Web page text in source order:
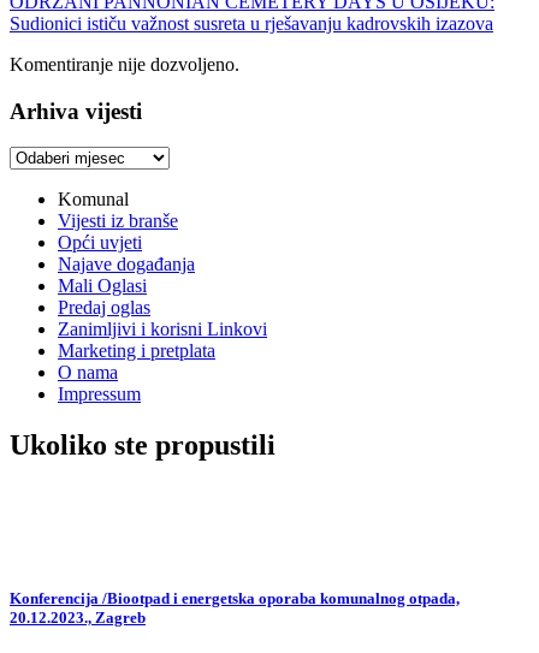
Sudionici ističu važnost susreta u rješavanju kadrovskih izazova
Komentiranje nije dozvoljeno.
Arhiva vijesti
Arhiva
Komunal
Vijesti iz branše
Opći uvjeti
Najave događanja
Mali Oglasi
Predaj oglas
Zanimljivi i korisni Linkovi
Marketing i pretplata
O nama
Impressum
Ukoliko ste propustili
Konferencija /Biootpad i energetska oporaba komunalnog otpada,
20.12.2023., Zagreb